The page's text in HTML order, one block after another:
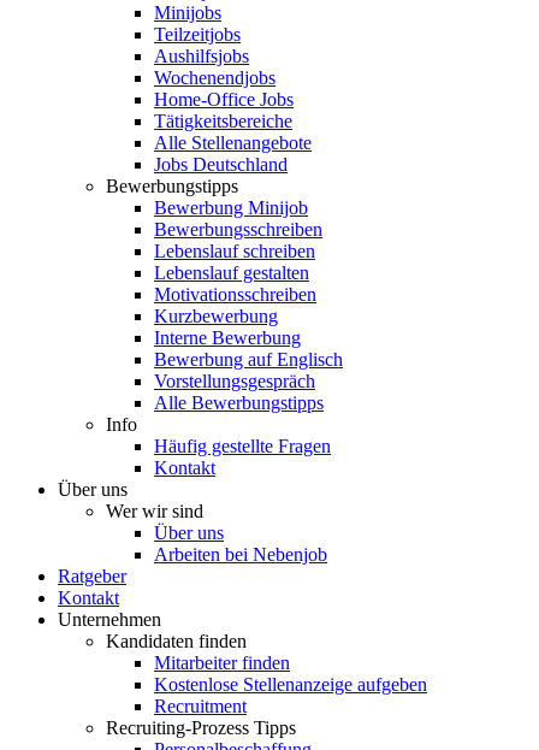
Minijobs
Teilzeitjobs
Aushilfsjobs
Wochenendjobs
Home-Office Jobs
Tätigkeitsbereiche
Alle Stellenangebote
Jobs Deutschland
Bewerbungstipps
Bewerbung Minijob
Bewerbungsschreiben
Lebenslauf schreiben
Lebenslauf gestalten
Motivationsschreiben
Kurzbewerbung
Interne Bewerbung
Bewerbung auf Englisch
Vorstellungsgespräch
Alle Bewerbungstipps
Info
Häufig gestellte Fragen
Kontakt
Über uns
Wer wir sind
Über uns
Arbeiten bei Nebenjob
Ratgeber
Kontakt
Unternehmen
Kandidaten finden
Mitarbeiter finden
Kostenlose Stellenanzeige aufgeben
Recruitment
Recruiting-Prozess Tipps